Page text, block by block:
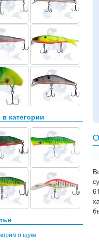
категории
о щуке